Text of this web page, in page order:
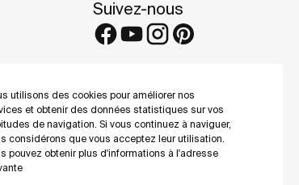
utilisons des cookies pour améliorer nos
et obtenir des données statistiques sur vos
de navigation. Si vous continuez à naviguer,
considérons que vous acceptez leur utilisation.
pouvez obtenir plus d'informations à l'adresse
Suivez-nous